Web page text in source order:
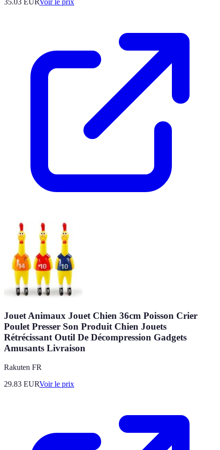
35.03 EURVoir le prix
Jouet Animaux Jouet Chien 36cm Poisson Crier
Poulet Presser Son Produit Chien Jouets
Rétrécissant Outil De Décompression Gadgets
Amusants Livraison
Rakuten FR
29.83 EURVoir le prix